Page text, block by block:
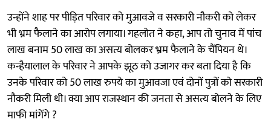
उन्होंने शाह पर पीड़ित परिवार को मुआवजे व सरकारी नौकरी को लेकर
भी भ्रम फैलाने का आरोप लगाया। गहलोत ने कहा, आप तो चुनाव में पांच
लाख बनाम 50 लाख का असत्य बोलकर भ्रम फैलाने के चैंपियन थे।
कन्हैयालाल के परिवार ने आपके झूठ को उजागर कर बता दिया है कि
उनके परिवार को 50 लाख रुपये का मुआवजा एवं दोनों पुत्रों को सरकारी
नौकरी मिली थी। क्या आप राजस्थान की जनता से असत्य बोलने के लिए
माफी मांगेंगे ?